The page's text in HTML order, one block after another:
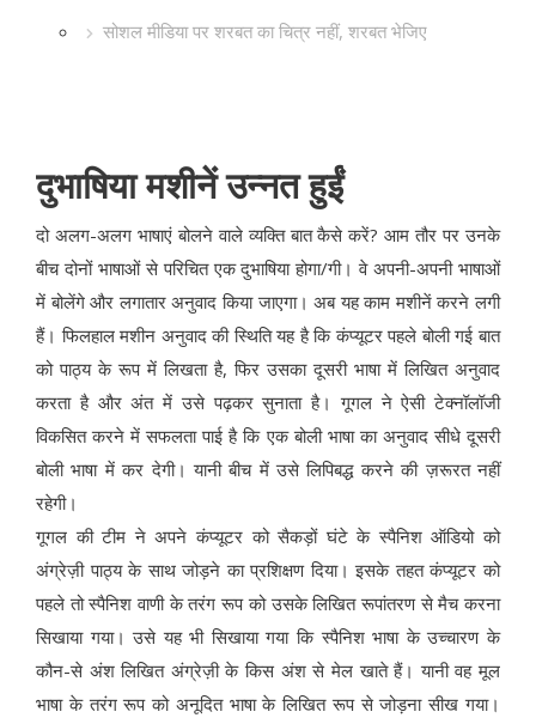
सोशल मीडिया पर शरबत का चित्र नहीं, शरबत भेजिए
दुभाषिया मशीनें उन्नत हुईं
दो अलग-अलग भाषाएं बोलने वाले व्यक्ति बात कैसे करें? आम तौर पर उनके
बीच दोनों भाषाओं से परिचित एक दुभाषिया होगा/गी। वे अपनी-अपनी भाषाओं
में बोलेंगे और लगातार अनुवाद किया जाएगा। अब यह काम मशीनें करने लगी
हैं। फिलहाल मशीन अनुवाद की स्थिति यह है कि कंप्यूटर पहले बोली गई बात
को पाठ्य के रूप में लिखता है, फिर उसका दूसरी भाषा में लिखित अनुवाद
करता है और अंत में उसे पढ़कर सुनाता है। गूगल ने ऐसी टेक्नॉलॉजी
विकसित करने में सफलता पाई है कि एक बोली भाषा का अनुवाद सीधे दूसरी
बोली भाषा में कर देगी। यानी बीच में उसे लिपिबद्ध करने की ज़रूरत नहीं
रहेगी।
गूगल की टीम ने अपने कंप्यूटर को सैकड़ों घंटे के स्पैनिश ऑडियो को
अंग्रेज़ी पाठ्य के साथ जोड़ने का प्रशिक्षण दिया। इसके तहत कंप्यूटर को
पहले तो स्पैनिश वाणी के तरंग रूप को उसके लिखित रूपांतरण से मैच करना
सिखाया गया। उसे यह भी सिखाया गया कि स्पैनिश भाषा के उच्चारण के
कौन-से अंश लिखित अंग्रेज़ी के किस अंश से मेल खाते हैं। यानी वह मूल
भाषा के तरंग रूप को अनूदित भाषा के लिखित रूप से जोड़ना सीख गया।